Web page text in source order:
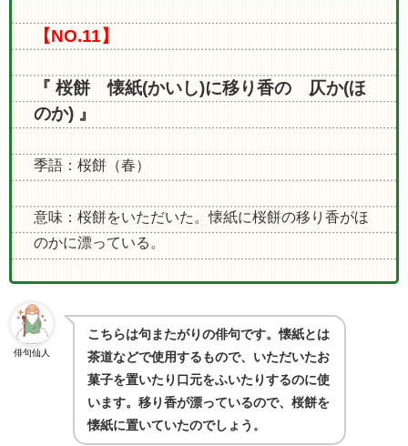
【NO.11】
『 桜餅 懐紙(かいし)に移り香の 仄か(ほ
のか) 』
季語：桜餅（春）
意味：桜餅をいただいた。懐紙に桜餅の移り香がほ
のかに漂っている。
俳句仙人
こちらは句またがりの俳句です。懐紙とは
茶道などで使用するもので、いただいたお
菓子を置いたり口元をふいたりするのに使
います。移り香が漂っているので、桜餅を
懐紙に置いていたのでしょう 。